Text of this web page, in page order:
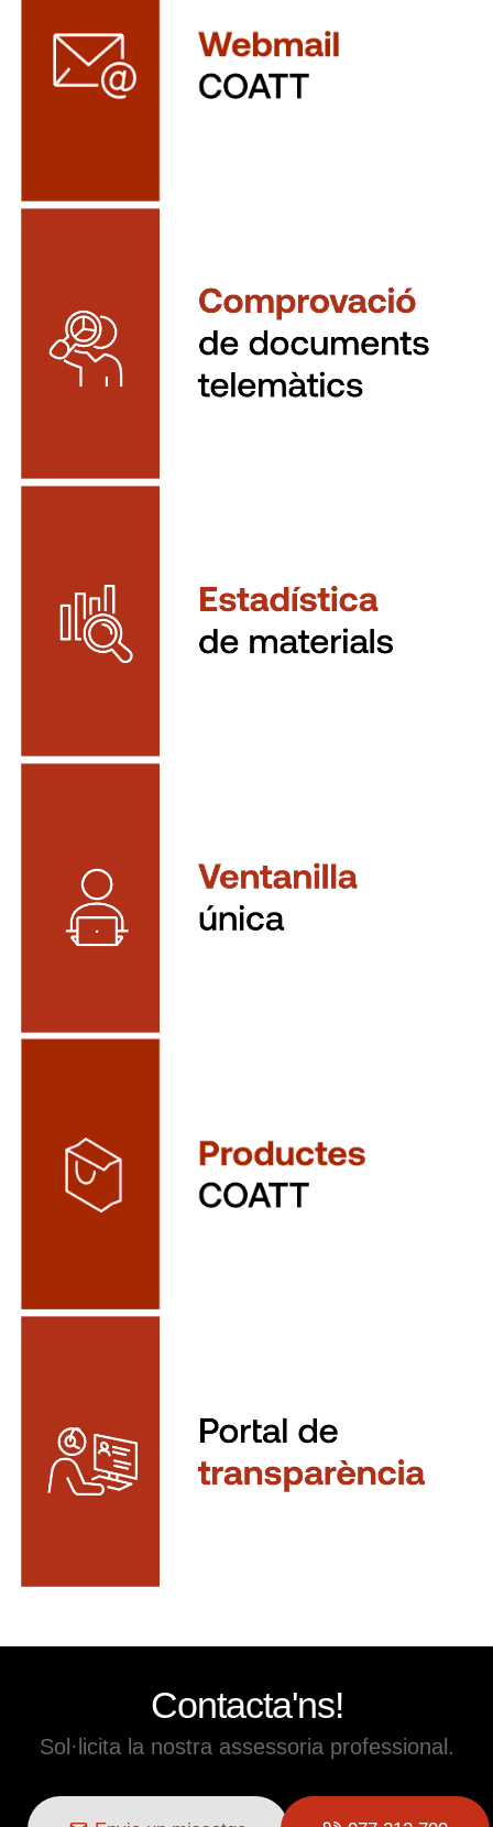
Contacta'ns!
Sol·licita la nostra assessoria professional.